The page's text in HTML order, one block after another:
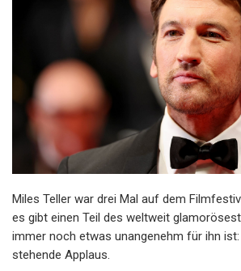
Miles Teller war drei Mal auf dem
es gibt einen Teil des weltweit
immer noch etwas unangenehm für ihn
stehende Applaus.